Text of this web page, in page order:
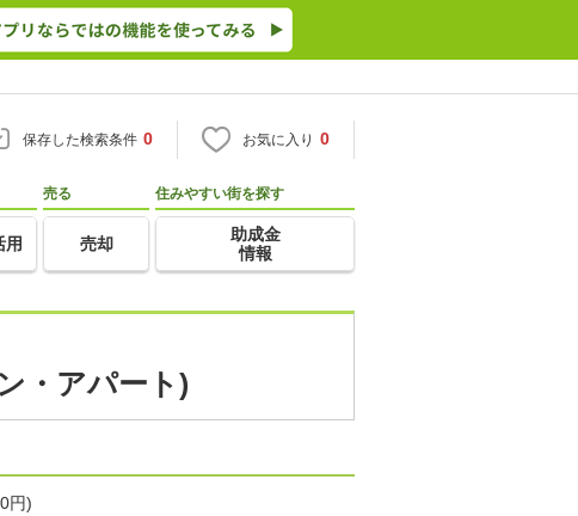
保存した検索条件 0 お気に入り 0
用
売る
売却
住みやすい街を探す
助成金
情報
・アパート)
円)